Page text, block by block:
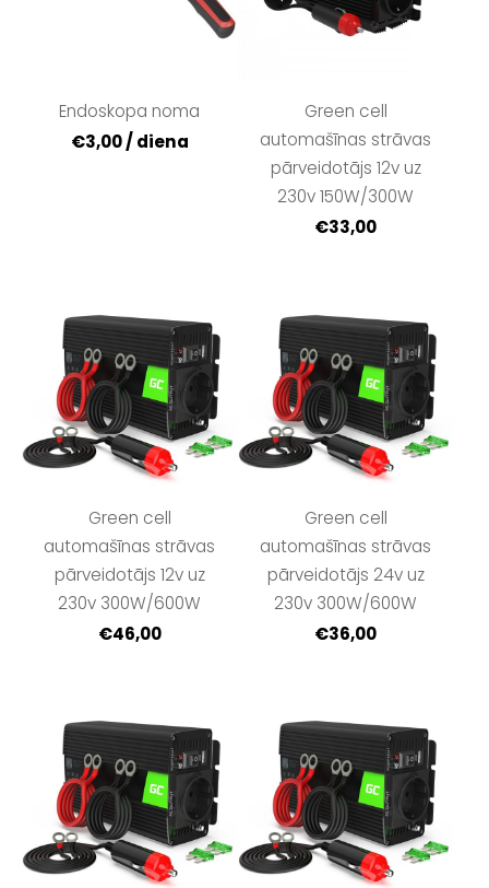
Endoskopa noma
€3,00 / diena
Green cell
automašīnas strāvas
pārveidotājs 12v uz
230v 150W/300W
€33,00
Green cell
automašīnas strāvas
pārveidotājs 12v uz
230v 300W/600W
€46,00
Green cell
automašīnas strāvas
pārveidotājs 24v uz
230v 300W/600W
€36,00